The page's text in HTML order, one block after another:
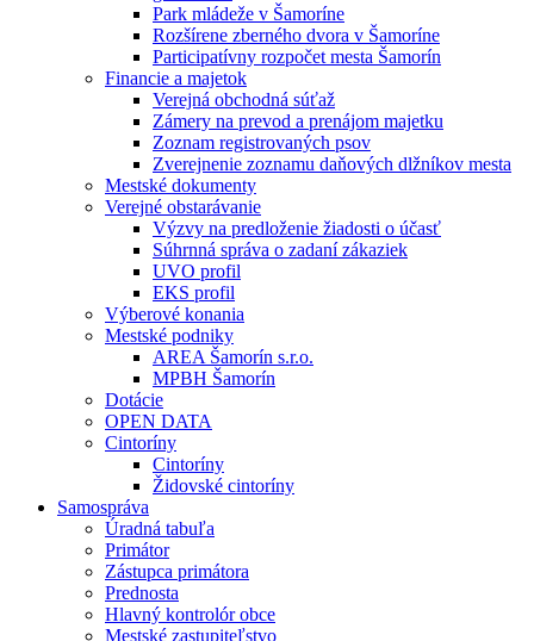
Park mládeže v Šamoríne
Rozšírene zberného dvora v Šamoríne
Participatívny rozpočet mesta Šamorín
Financie a majetok
Verejná obchodná súťaž
Zámery na prevod a prenájom majetku
Zoznam registrovaných psov
Zverejnenie zoznamu daňových dlžníkov mesta
Mestské dokumenty
Verejné obstarávanie
Výzvy na predloženie žiadosti o účasť
Súhrnná správa o zadaní zákaziek
UVO profil
EKS profil
Výberové konania
Mestské podniky
AREA Šamorín s.r.o.
MPBH Šamorín
Dotácie
OPEN DATA
Cintoríny
Cintoríny
Židovské cintoríny
Samospráva
Úradná tabuľa
Primátor
Zástupca primátora
Prednosta
Hlavný kontrolór obce
Mestské zastupiteľstvo